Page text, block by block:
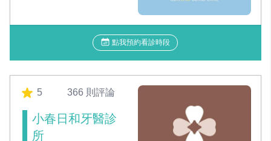
點我預約看診時段
5 366 則評論
小春日和牙醫診
所